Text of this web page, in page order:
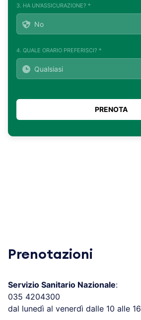
3. HA UN'ASSICURAZIONE? *
4. QUALE ORARIO PREFERISCI? *
Prenotazioni
Servizio Sanitario Nazionale:
035 4204300
dal lunedì al venerdì dalle 10 alle 16